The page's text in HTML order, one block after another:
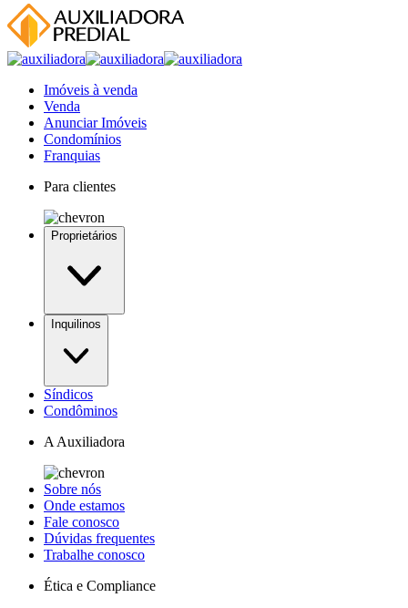
Imóveis à venda
Venda
Anunciar Imóveis
Condomínios
Franquias
Para clientes
Proprietários
Inquilinos
Síndicos
Condôminos
A Auxiliadora
Sobre nós
Onde estamos
Fale conosco
Dúvidas frequentes
Trabalhe conosco
Ética e Compliance